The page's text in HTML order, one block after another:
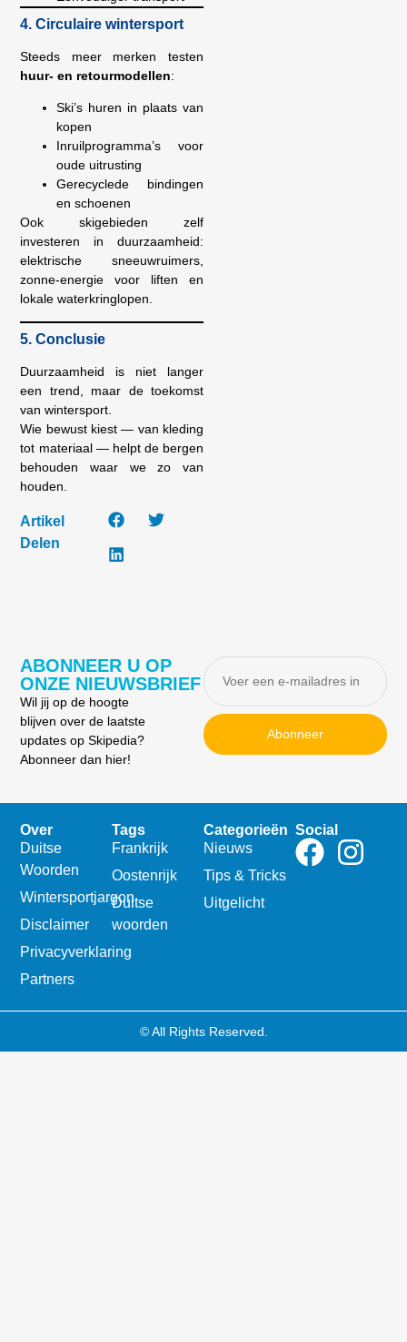
4. Circulaire wintersport
Steeds meer merken testen
huur- en retourmodellen:
Ski’s huren in plaats van
kopen
Inruilprogramma’s voor
oude uitrusting
Gerecyclede bindingen
en schoenen
Ook skigebieden zelf
investeren in duurzaamheid:
elektrische sneeuwruimers,
zonne-energie voor liften en
lokale waterkringlopen.
5. Conclusie
Duurzaamheid is niet langer
een trend, maar de toekomst
van wintersport.
Wie bewust kiest — van kleding
tot materiaal — helpt de bergen
behouden waar we zo van
houden.
Artikel
Delen
ABONNEER U OP
ONZE NIEUWSBRIEF
Wil jij op de hoogte
blijven over de laatste
updates op Skipedia?
Abonneer dan hier!
Abonneer
Over
Duitse
Woorden
Wintersportjargon
Disclaimer
Privacyverklaring
Partners
Tags
Frankrijk
Oostenrijk
Duitse
woorden
Categorieën
Nieuws
Tips & Tricks
Uitgelicht
Social
© All Rights Reserved.